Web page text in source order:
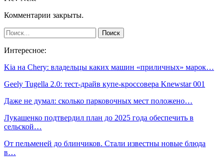
Комментарии закрыты.
Интересное:
Kia на Chery: владельцы каких машин «приличных» марок…
Geely Tugella 2.0: тест-драйв купе-кроссовера Knewstar 001
Даже не думал: сколько парковочных мест положено…
Лукашенко подтвердил план до 2025 года обеспечить в
сельской…
От пельменей до блинчиков. Стали известны новые блюда
в…